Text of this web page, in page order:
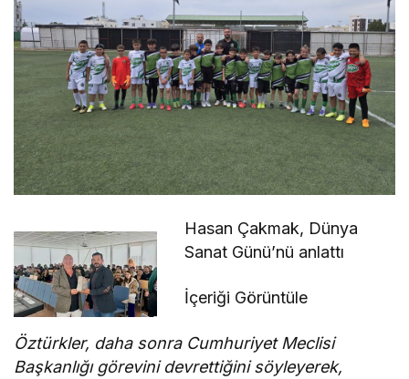
Hasan Çakmak, Dünya
Sanat Günü’nü anlattı
İçeriği Görüntüle
Öztürkler, daha sonra Cumhuriyet Meclisi
Başkanlığı görevini devrettiğini söyleyerek,